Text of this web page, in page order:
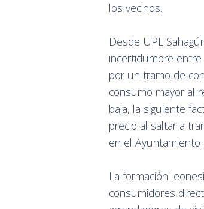
los vecinos.
Desde UPL
incertidumbre
por un tramo de
consumo mayor al
baja, la siguiente
precio al saltar a
en el Ayuntamiento
La formación
consumidores